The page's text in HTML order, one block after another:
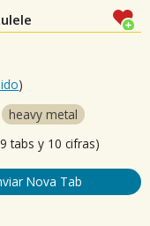
)
heavy metal
tabs y 10 cifras)
Nova Tab